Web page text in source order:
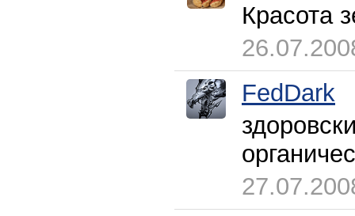
Красота
FedDark